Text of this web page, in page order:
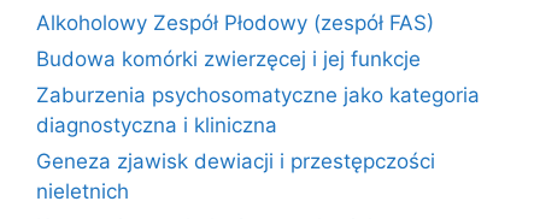
Alkoholowy Zespół Płodowy (zespół FAS)
Budowa komórki zwierzęcej i jej funkcje
Zaburzenia psychosomatyczne jako kategoria
diagnostyczna i kliniczna
Geneza zjawisk dewiacji i przestępczości
nieletnich